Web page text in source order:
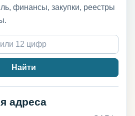
финансы, закупки, реестры
Найти
адреса